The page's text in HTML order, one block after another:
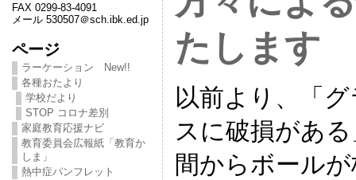
FAX 0299-83-4091
メール 530507＠sch.ibk.ed.jp
ページ
ラーケーション New!!
各種おたより
学校だより
STOP コロナ差別
家庭教育応援ナビ
教育委員会広報紙「教育か
しま」
熱中症パンフレット
たします
以前より、「
スに破損があ
間からボール